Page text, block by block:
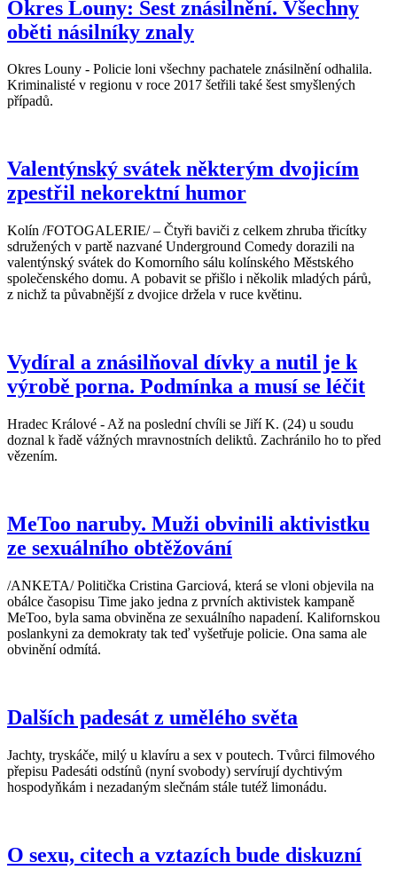
Okres Louny: Šest znásilnění. Všechny
oběti násilníky znaly
Okres Louny - Policie loni všechny pachatele znásilnění odhalila.
Kriminalisté v regionu v roce 2017 šetřili také šest smyšlených
případů.
Valentýnský svátek některým dvojicím
zpestřil nekorektní humor
Kolín /FOTOGALERIE/ – Čtyři baviči z celkem zhruba třicítky
sdružených v partě nazvané Underground Comedy dorazili na
valentýnský svátek do Komorního sálu kolínského Městského
společenského domu. A pobavit se přišlo i několik mladých párů,
z nichž ta půvabnější z dvojice držela v ruce květinu.
Vydíral a znásilňoval dívky a nutil je k
výrobě porna. Podmínka a musí se léčit
Hradec Králové - Až na poslední chvíli se Jiří K. (24) u soudu
doznal k řadě vážných mravnostních deliktů. Zachránilo ho to před
vězením.
MeToo naruby. Muži obvinili aktivistku
ze sexuálního obtěžování
/ANKETA/ Politička Cristina Garciová, která se vloni objevila na
obálce časopisu Time jako jedna z prvních aktivistek kampaně
MeToo, byla sama obviněna ze sexuálního napadení. Kalifornskou
poslankyni za demokraty tak teď vyšetřuje policie. Ona sama ale
obvinění odmítá.
Dalších padesát z umělého světa
Jachty, tryskáče, milý u klavíru a sex v poutech. Tvůrci filmového
přepisu Padesáti odstínů (nyní svobody) servírují dychtivým
hospodyňkám i nezadaným slečnám stále tutéž limonádu.
O sexu, citech a vztazích bude diskuzní